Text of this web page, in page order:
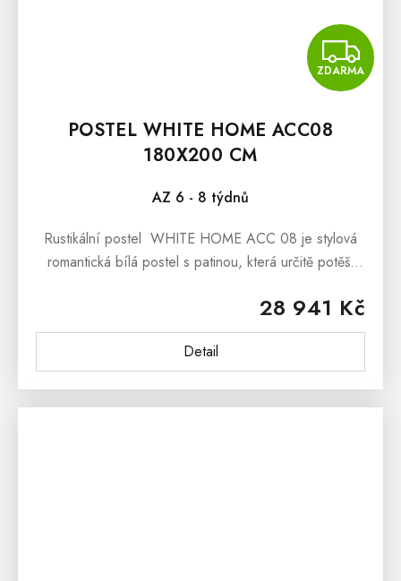
ZDARMA
POSTEL WHITE HOME ACC08
180X200 CM
AZ 6 - 8 týdnů
28 941 Kč
Detail
Rustikální postel WHITE HOME ACC 08 je stylová
romantická bílá postel s patinou, která určitě potěší
romantickém duchu...